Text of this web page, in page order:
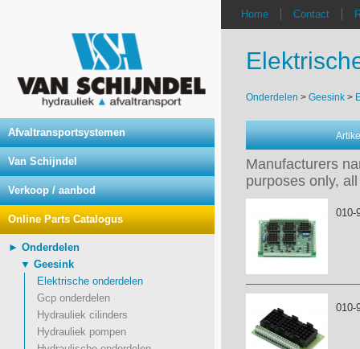
Afvaltransportsystemen
Van Schijndel
Verkoop / aanbod
Online Parts Catalogus
► Onderdelen
▼ Geesink
Elektrische onderdelen
Gcp onderdelen
Hydrauliek cilinders
Hydrauliek pompen
Home Contact
Onderdelen > Geesink >
Manufacturers
purposes only,
010-
010-